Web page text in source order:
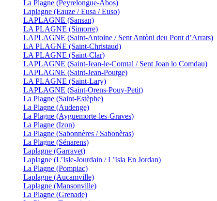
La Plagne (Peyrelongue-Abos)
Laplagne (Eauze / Eusa / Euso)
LAPLAGNE (Sansan)
LA PLAGNE (Simorre)
LAPLAGNE (Saint-Antoine / Sent Antòni deu Pont d’Arrats)
LA PLAGNE (Saint-Christaud)
LA PLAGNE (Saint-Clar)
LAPLAGNE (Saint-Jean-le-Comtal / Sent Joan lo Comdau)
LAPLAGNE (Saint-Jean-Poutge)
LA PLAGNE (Saint-Lary)
LAPLAGNE (Saint-Orens-Pouy-Petit)
La Plagne (Saint-Estèphe)
La Plagne (Audenge)
La Plagne (Ayguemorte-les-Graves)
La Plagne (Izon)
La Plagne (Sabonnères / Sabonèras)
La Plagne (Sénarens)
Laplagne (Garravet)
Laplagne (L’Isle-Jourdain / L’Isla En Jordan)
La Plagne (Pompiac)
Laplagne (Aucamville)
Laplagne (Mansonville)
La Plagne (Grenade)